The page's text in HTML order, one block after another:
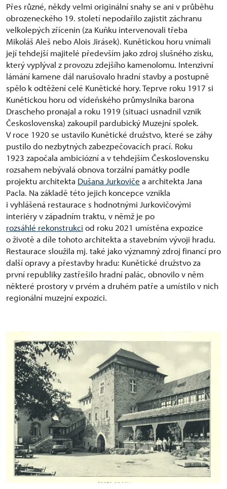
Přes různé, někdy velmi originální snahy se ani v průběhu
obrozeneckého 19. století nepodařilo zajistit záchranu
velkolepých zřícenin (za Kuňku intervenovali třeba
Mikoláš Aleš nebo Alois Jirásek). Kunětickou horu vnímali
její tehdejší majitelé především jako zdroj slušného zisku,
který vyplýval z provozu zdejšího kamenolomu. Intenzivní
lámání kamene dál narušovalo hradní stavby a postupně
spělo k odtěžení celé Kunětické hory. Teprve roku 1917 si
Kunětickou horu od vídeňského průmyslníka barona
Drascheho pronajal a roku 1919 (situaci usnadnil vznik
Československa) zakoupil pardubický Muzejní spolek.
V roce 1920 se ustavilo Kunětické družstvo, které se záhy
pustilo do nezbytných zabezpečovacích prací. Roku
1923 započala ambiciózní a v tehdejším Československu
rozsahem nebývalá obnova torzální památky podle
projektu architekta Dušana Jurkoviče a architekta Jana
Pacla. Na základě této jejich koncepce vznikla
i vyhlášená restaurace s hodnotnými Jurkovičovými
interiéry v západním traktu, v němž je po
rozsáhlé rekonstrukci od roku 2021 umístěna expozice
o životě a díle tohoto architekta a stavebním vývoji hradu.
Restaurace sloužila mj. také jako významný zdroj financí pro
další opravy a přestavby hradu: Kunětické družstvo za
první republiky zastřešilo hradní palác, obnovilo v něm
některé prostory v prvém a druhém patře a umístilo v nich
regionální muzejní expozici.